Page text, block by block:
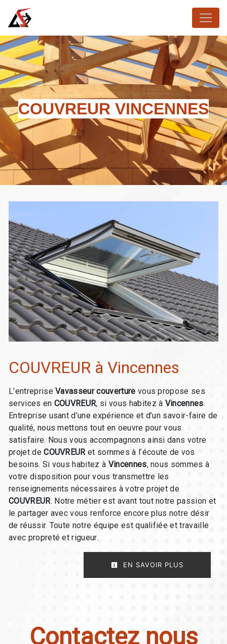
COUVREUR VINCENNES
COUVREUR à Vincennes
L’entrepriseVavasseur couverture vous propose ses
services en COUVREUR, si vous habitez à Vincennes.
Entreprise usant d’une expérience et d’un savoir-faire de
qualité, nous mettons tout en oeuvre pour vous
satisfaire. Nous vous accompagnons ainsi dans votre
projet deCOUVREURet sommes à l’écoute de vos
besoins. Si vous habitez à Vincennes, nous sommes à
votre disposition pour vous transmettre les
renseignements nécessaires à votre projet de
COUVREUR. Notre métier est avant tout notre passion et
le partager avec vous renforce encore plus notre désir
de réussir. Toute notre équipe est qualifiée et travaille
avec propreté et rigueur.
EN SAVOIR PLUS
Contactez nous
Panneau de gestion des cookies